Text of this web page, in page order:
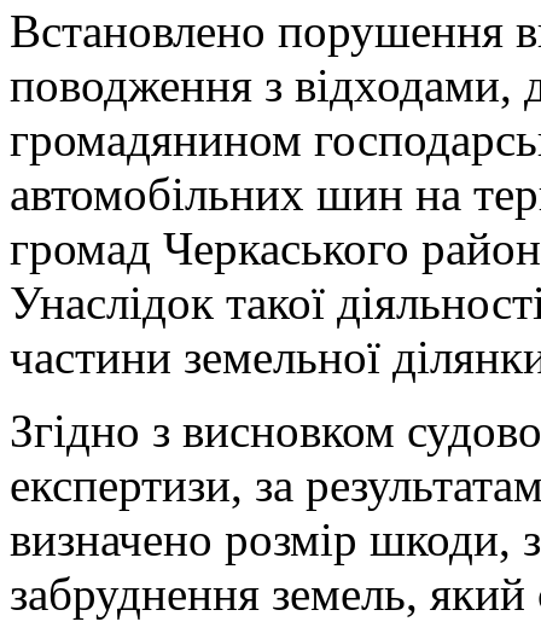
Встановлено порушення
поводження з відходами,
громадянином
автомобільних шин на
громад Черкаського
Унаслідок такої
частини земельної
Згідно з висновком
експертизи, за
визначено розмір шкоди,
забруднення земель,